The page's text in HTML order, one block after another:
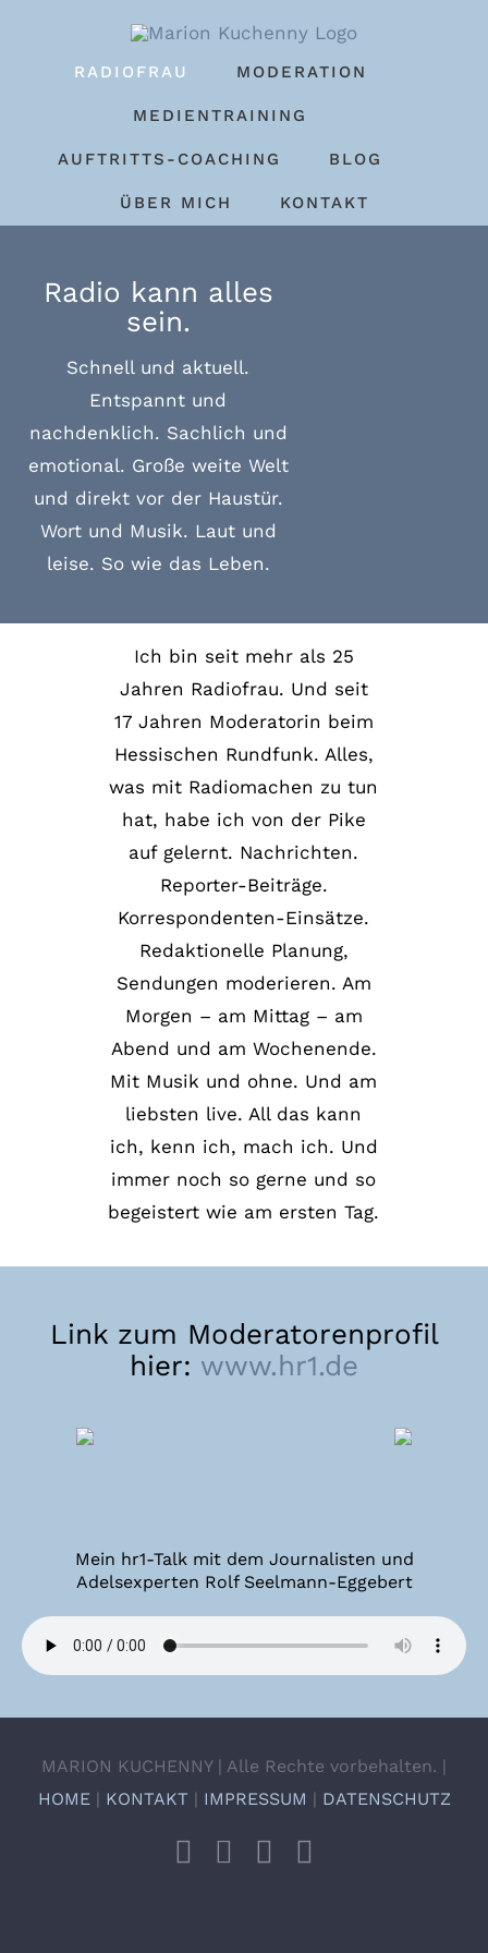
springenRADIOFRAU MODERATION
MEDIENTRAINING
AUFTRITTS-COACHING BLOG
ÜBER MICH KONTAKT
Radio kann alles
sein.
Schnell und aktuell.
Entspannt und
nachdenklich. Sachlich und
emotional. Große weite Welt
und direkt vor der Haustür.
Wort und Musik. Laut und
leise. So wie das Leben.
Ich bin seit mehr als 25
Jahren Radiofrau. Und seit
17 Jahren Moderatorin beim
Hessischen Rundfunk. Alles,
was mit Radiomachen zu tun
hat, habe ich von der Pike
auf gelernt. Nachrichten.
Reporter-Beiträge.
Korrespondenten-Einsätze.
Redaktionelle Planung,
Sendungen moderieren. Am
Morgen – am Mittag – am
Abend und am Wochenende.
Mit Musik und ohne. Und am
liebsten live. All das kann
ich, kenn ich, mach ich. Und
immer noch so gerne und so
begeistert wie am ersten Tag.
Link zum Moderatorenprofil
hier: www.hr1.de
Mein hr1-Talk mit dem Journalisten und
Adelsexperten Rolf Seelmann-Eggebert
MARION KUCHENNY | Alle Rechte vorbehalten. |
HOME| KONTAKT IMPRESSUM DATENSCHUTZ
Facebook
Instagram